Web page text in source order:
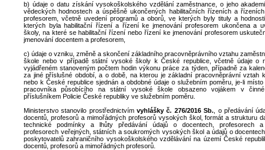
b) údaje o datu získání vysokoškolského vzdělání zaměstnance, o jeho
vědeckých hodnostech a úspěšně ukončených habilitačních řízeních a
profesorem, včetně uvedení programů a oborů, ve kterých byly tituly a
kterých byla habilitační řízení a řízení ke jmenování profesorem ukončena a
školy, na které se habilitační řízení nebo řízení ke jmenování profesorem
jmenování docentem a profesorem,
c) údaje o vzniku, změně a skončení základního pracovněprávního vztahu
škole nebo v případě státní vysoké školy k České republice, včetně údaje o
vyjádřeném stanoveným počtem hodin výkonu práce za týden, případně za
za jiné příslušné období, a o době, na kterou je základní pracovněprávní vztah
nebo k České republice sjednán a obdobné údaje o služebním poměru, je-li místo
pracovníka působícího na státní vysoké škole obsazeno vojákem v
příslušníkem Policie České republiky ve služebním poměru.
Ministerstvo stanovilo prostřednictvímvyhlášky č. 276/2016 Sb. , o předávání
docentů, profesorů a mimořádných profesorů vysokých škol, formát a strukturu
technické podmínky a lhůty předávání údajů o docentech, profesorech a
profesorech veřejných, státních a soukromých vysokých škol a údajů o
poskytovatelů zahraničního vysokoškolského vzdělávání na území České
docentů, profesorů a mimořádných profesorů.